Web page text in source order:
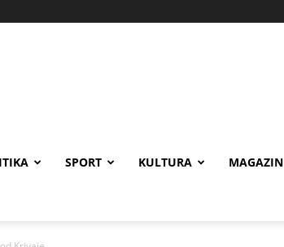
SPORT KULTURA MAGAZIN